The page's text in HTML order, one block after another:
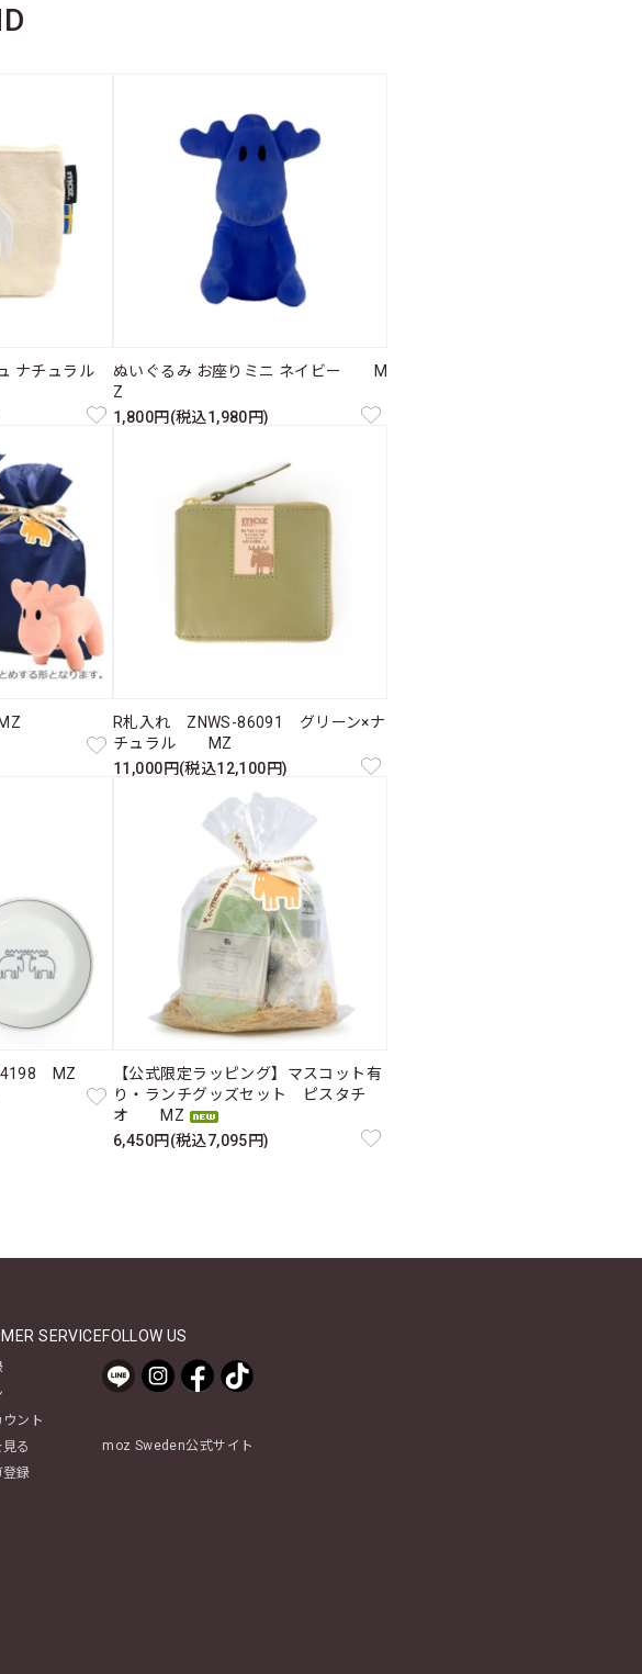
ナチュラル
ぬいぐるみ お座りミニ ネイビー M
Z
1,800円(税込1,980円)
R札入れ ZNWS-86091 グリーン×ナ
チュラル MZ
11,000円(税込12,100円)
MZ
【公式限定ラッピング】マスコット有
り・ランチグッズセット ピスタチ
オ MZ
6,450円(税込7,095円)
SERVICE
ント
る
登録
FOLLOW US
moz Sweden公式サイト